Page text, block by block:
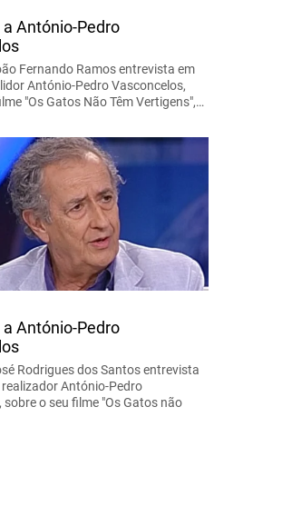
António-Pedro
Fernando Ramos entrevista em
António-Pedro Vasconcelos,
"Os Gatos Não Têm Vertigens",…
António-Pedro
Rodrigues dos Santos entrevista
António-Pedro
sobre o seu filme "Os Gatos não